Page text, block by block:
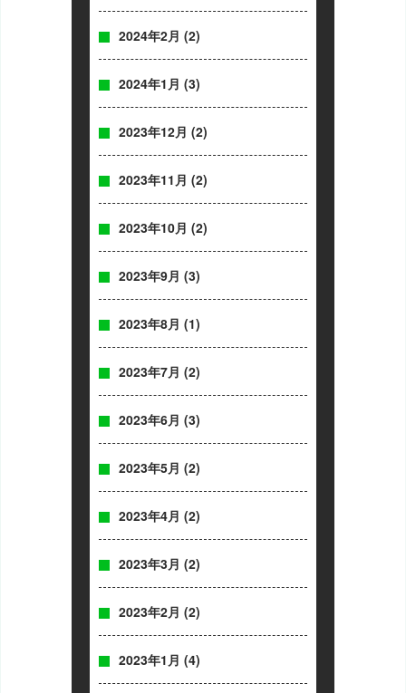
2024年2月 (2)
2024年1月 (3)
2023年12月 (2)
2023年11月 (2)
2023年10月 (2)
2023年9月 (3)
2023年8月 (1)
2023年7月 (2)
2023年6月 (3)
2023年5月 (2)
2023年4月 (2)
2023年3月 (2)
2023年2月 (2)
2023年1月 (4)